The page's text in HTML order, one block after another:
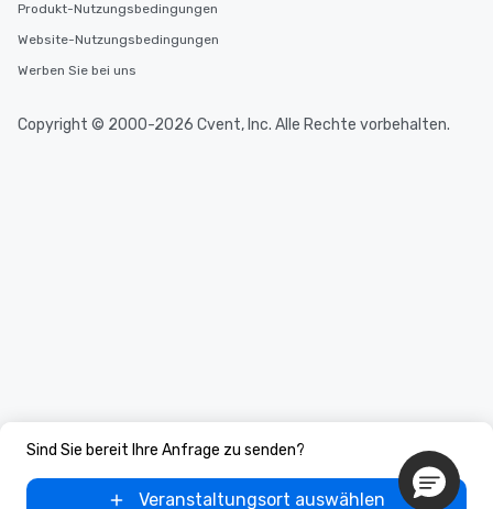
Sind Sie bereit Ihre Anfrage zu senden?
Veranstaltungsort auswählen
Produkt-Nutzungsbedingungen
Website-Nutzungsbedingungen
Werben Sie bei uns
Copyright © 2000-2026 Cvent, Inc. Alle Rechte vorbehalten.